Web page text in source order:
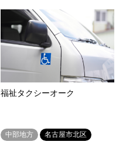
福祉タクシーオーク
中部地方 名古屋市北区